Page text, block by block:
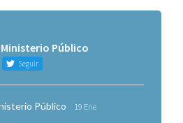
Ministerio Público
Seguir
Público 19 Ene